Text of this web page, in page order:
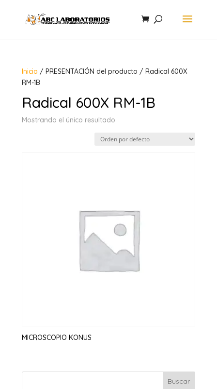
Inicio / PRESENTACIÓN del producto / Radical 600X
RM-1B
Radical 600X RM-1B
Mostrando el único resultado
MICROSCOPIO KONUS
Buscar